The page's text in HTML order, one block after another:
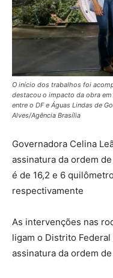
O início dos trabalhos foi
destacou o impacto da obra
entre o DF e Águas Lindas de
Alves/Agência Brasília
Governadora Celina
assinatura da ordem
é de 16,2 e 6
respectivamente
As intervenções nas
ligam o Distrito
assinatura da ordem